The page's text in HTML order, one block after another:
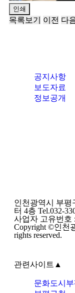
인쇄
목록보기 이전 다
공지사항
보도자료
정보공개
인천광역시 부평
터 4층 Tel.032-
사업자 고유번호
Copyright ©인천
rights reserved.
관련사이트 ▲
문화도시부